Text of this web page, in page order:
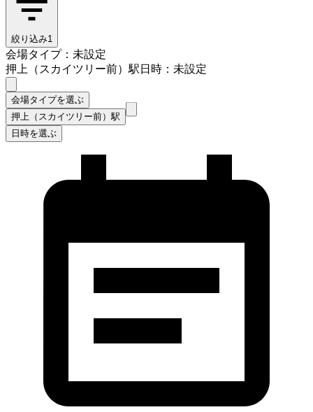
絞り込み1
会場タイプ：未設定
押上（スカイツリー前）駅日時：未設定
会場タイプを選ぶ
押上（スカイツリー前）駅
日時を選ぶ